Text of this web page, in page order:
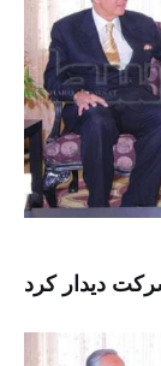
دیدار کرد